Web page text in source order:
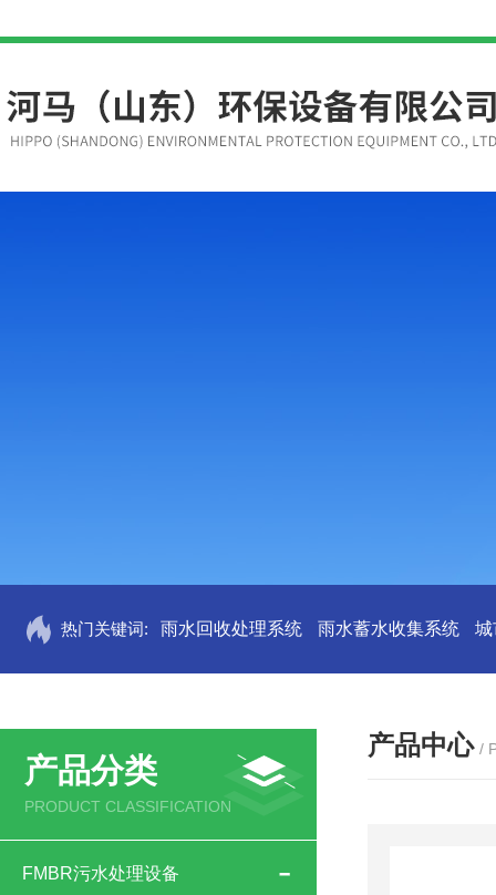
热门关键词: 雨水回收处理系统 雨水蓄水收集系统 城
产品分类
PRODUCT CLASSIFICATION
FMBR污水处理设备
产品中心 /